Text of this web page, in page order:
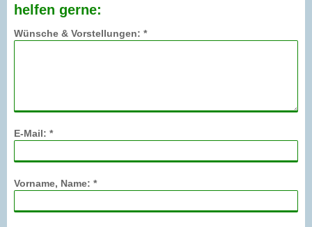
helfen gerne:
Wünsche & Vorstellungen: *
E-Mail: *
Vorname, Name: *